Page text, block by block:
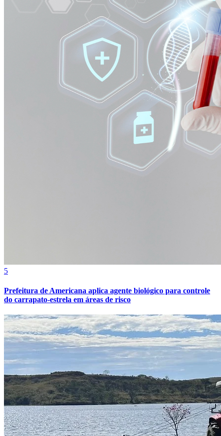
Bahia
5
Prefeitura de Americana aplica agente biológico para controle
do carrapato-estrela em áreas de risco